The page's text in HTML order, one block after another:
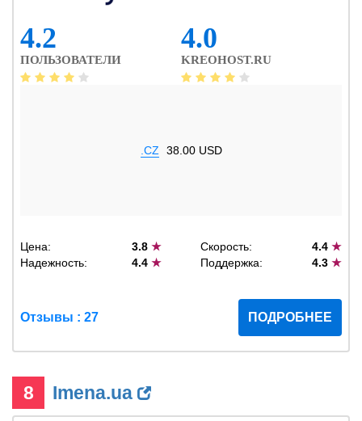
4.2
ПОЛЬЗОВАТЕЛИ
4.0
KREOHOST.RU
.CZ 38.00 USD
Цена: 3.8★ Скорость: 4.4 ★
Надежность:
4.4★ Поддержка: 4.3 ★
Отзывы : 27 ПОДРОБНЕЕ
8 Imena.ua